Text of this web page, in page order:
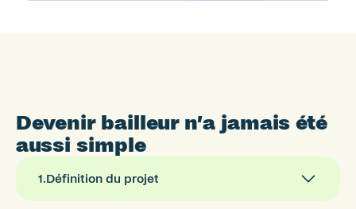
Devenir bailleur n’a jamais été
aussi simple
1.Définition du projet